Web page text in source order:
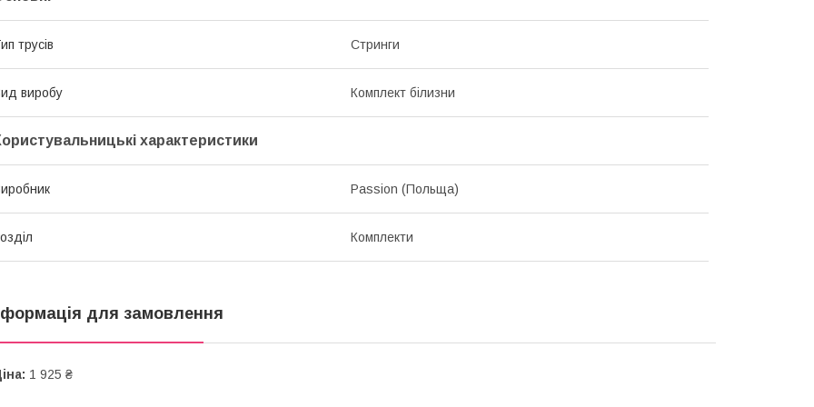
трусів Стринги
виробу Комплект білизни
характеристики
Passion (Польща)
Комплекти
для замовлення
1 925 ₴